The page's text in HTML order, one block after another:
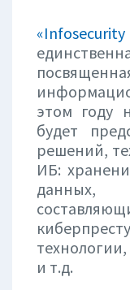
этом году
будет
решений,
ИБ:
данных,
и т.д.